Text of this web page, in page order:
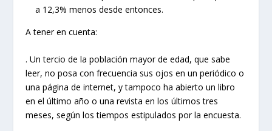
a 12,3% menos desde entonces.
A tener en cuenta:
. Un tercio de la población mayor de edad, que sabe
leer, no posa con frecuencia sus ojos en un periódico o
una página de internet, y tampoco ha abierto un libro
en el último año o una revista en los últimos tres
meses, según los tiempos estipulados por la encuesta.